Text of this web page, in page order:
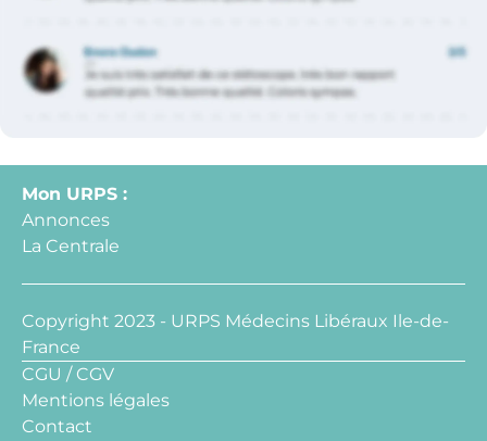
Mon URPS :
Annonces
La Centrale
Copyright 2023 - URPS Médecins Libéraux Ile-de-
France
CGU / CGV
Mentions légales
Contact